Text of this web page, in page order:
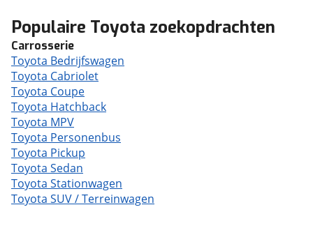
Populaire Toyota zoekopdrachten
Carrosserie
Toyota Bedrijfswagen
Toyota Cabriolet
Toyota Coupe
Toyota Hatchback
Toyota MPV
Toyota Personenbus
Toyota Pickup
Toyota Sedan
Toyota Stationwagen
Toyota SUV / Terreinwagen